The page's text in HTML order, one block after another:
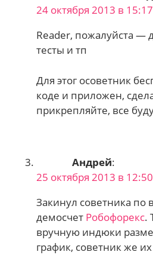
24 октября 2013 в 15:17
Reader, пожалуйста —
тесты и тп
Для этог осоветник
коде и приложен,
прикрепляйте, все
Андрей:
25 октября 2013 в 12:50
Закинул советника по
демосчет Робофорекс.
вручную индюки
график, советник же